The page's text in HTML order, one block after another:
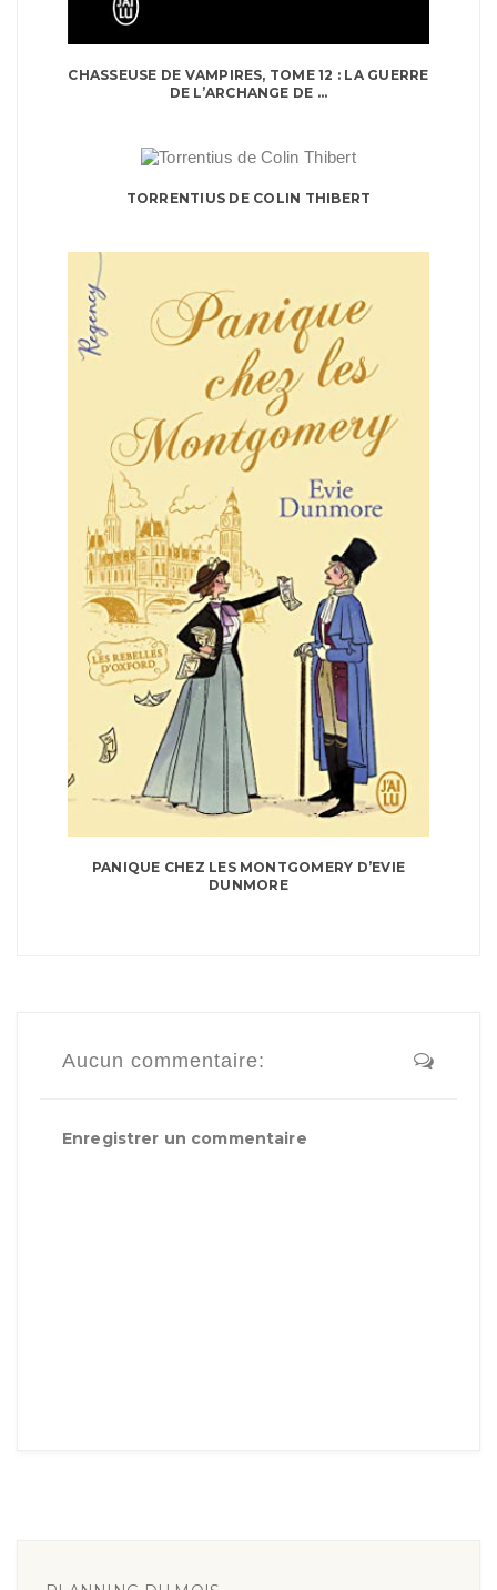
CHASSEUSE DE VAMPIRES, TOME 12 : LA GUERRE
DE L’ARCHANGE DE ...
TORRENTIUS DE COLIN THIBERT
PANIQUE CHEZ LES MONTGOMERY D’EVIE
DUNMORE
Aucun commentaire:
Enregistrer un commentaire